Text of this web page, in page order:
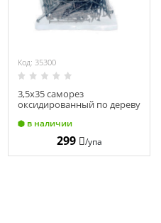
Код: 35300
3,5х35 саморез
оксидированный по дереву
в наличии
299 /упа